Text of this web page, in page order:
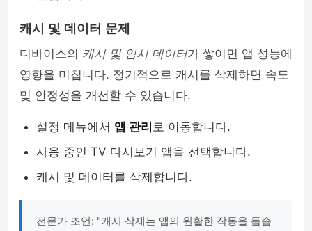
캐시 및 데이터 문제
디바이스의 캐시 및 임시 데이터가 쌓이면 앱 성능에
영향을 미칩니다. 정기적으로 캐시를 삭제하면 속도
및 안정성을 개선할 수 있습니다.
설정 메뉴에서 앱 관리 로 이동합니다.
사용 중인 TV 다시보기 앱을 선택합니다.
캐시 및 데이터를 삭제합니다.
전문가 조언: "캐시 삭제는 앱의 원활한 작동을 돕습